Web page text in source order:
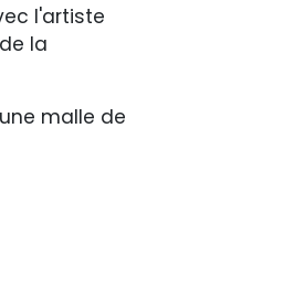
l'artiste
la
malle de